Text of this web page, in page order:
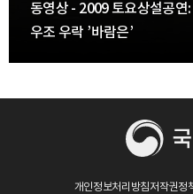
동영상 - 2009 토요상설공
우조 우락 ’바람은’
개인정보처리방침저작권정